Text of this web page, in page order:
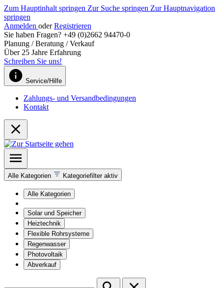
Zum Hauptinhalt springen Zur Suche springen Zur Hauptnavigation
springen
Anmelden oder Registrieren
Sie haben Fragen? +49 (0)2662 94470-0
Planung / Beratung / Verkauf
Über 25 Jahre Erfahrung
Schreiben Sie uns!
Service/Hilfe
Zahlungs- und Versandbedingungen
Kontakt
Alle Kategorien Kategoriefilter aktiv
Alle Kategorien
Solar und Speicher
Heiztechnik
Flexible Rohrsysteme
Regenwasser
Photovoltaik
Abverkauf